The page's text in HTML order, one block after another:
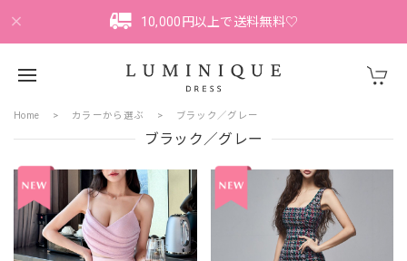
10,000円以上で送料無料♡
Home カラーから選ぶ ブラック／グレー
ブラック／グレー